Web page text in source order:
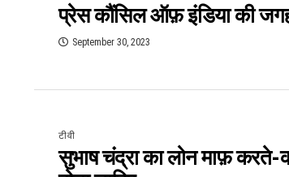
प्रेस कौंसिल ऑफ़ इंडिया की
September 30, 2023
टीवी
सुभाष चंद्रा का लोन माफ़ करते-